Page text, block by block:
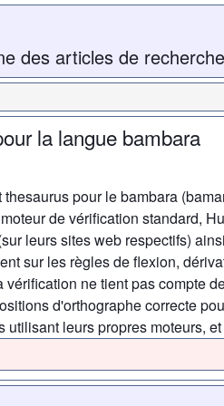
des articles de
la langue bambara
pour le bambara
de vérification standard,
leurs sites web respectifs)
sur les règles de flexion,
ne tient pas compte
d'orthographe correcte
leurs propres moteurs,